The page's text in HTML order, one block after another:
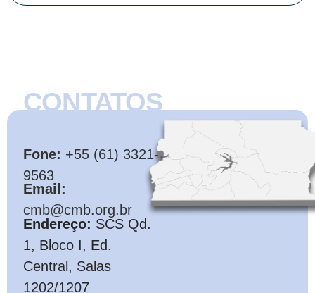
CONTATOS
Fone: +55 (61) 3321-
9563
Email:
cmb@cmb.org.br
Endereço: SCS Qd.
1, Bloco I, Ed.
Central, Salas
1202/1207